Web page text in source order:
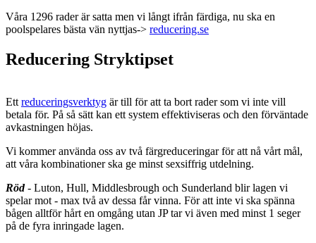
Våra 1296 rader är satta men vi långt ifrån färdiga, nu ska en
poolspelares bästa vän nyttjas-> reducering.se
Reducering Stryktipset
Ett reduceringsverktyg är till för att ta bort rader som vi inte vill
betala för. På så sätt kan ett system effektiviseras och den förväntade
avkastningen höjas.
Vi kommer använda oss av två färgreduceringar för att nå vårt mål,
att våra kombinationer ska ge minst sexsiffrig utdelning.
Röd - Luton, Hull, Middlesbrough och Sunderland blir lagen vi
spelar mot - max två av dessa får vinna. För att inte vi ska spänna
bågen alltför hårt en omgång utan JP tar vi även med minst 1 seger
på de fyra inringade lagen.